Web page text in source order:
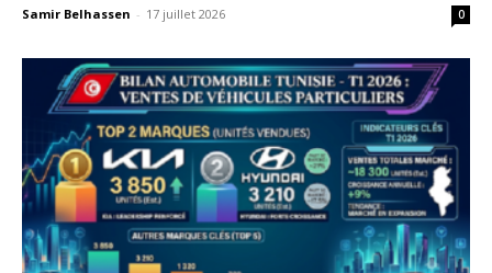
Samir Belhassen - 17 juillet 2026 0